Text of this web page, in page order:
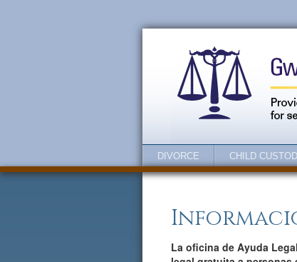
DIVORCE CHILD
La oficina de Ayuda